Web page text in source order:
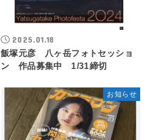
2025.01.18
飯塚元彦 八ヶ岳フォトセッショ
ン 作品募集中 1/31締切
お知らせ